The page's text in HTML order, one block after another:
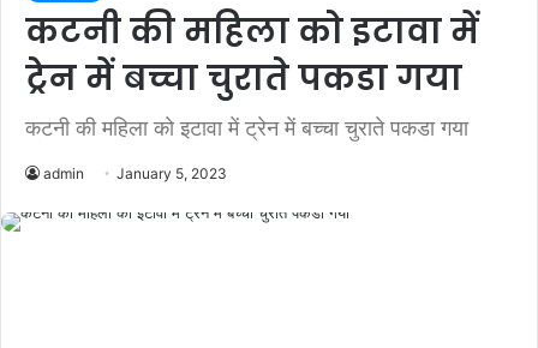
कटनी की महिला को इटावा में
ट्रेन में बच्चा चुराते पकडा गया
कटनी की महिला को इटावा में ट्रेन में बच्चा चुराते पकडा गया
admin January 5, 2023